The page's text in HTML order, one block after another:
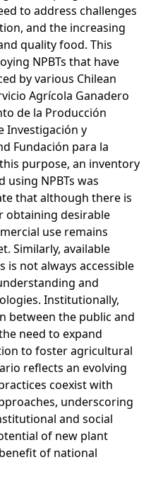
to address challenges
and the increasing
quality food. This
NPBTs that have
by various Chilean
Agrícola Ganadero
de la Producción
Investigación y
Fundación para la
purpose, an inventory
NPBTs was
that although there is
obtaining desirable
use remains
Similarly, available
not always accessible
and
Institutionally,
between the public and
need to expand
to foster agricultural
reflects an evolving
coexist with
underscoring
and social
of new plant
of national